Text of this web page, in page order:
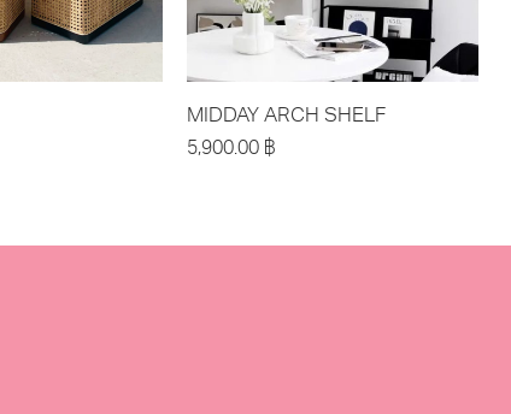
MIDDAY ARCH SHELF
5,900.00 ฿